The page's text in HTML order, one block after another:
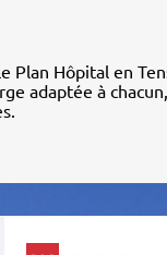
Plan Hôpital en
adaptée à